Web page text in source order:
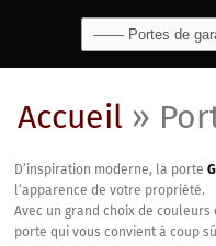
Accueil »
D’inspiration moderne, la porte
l’apparence de votre propriété.
Avec un grand choix de
porte qui vous convient à coup